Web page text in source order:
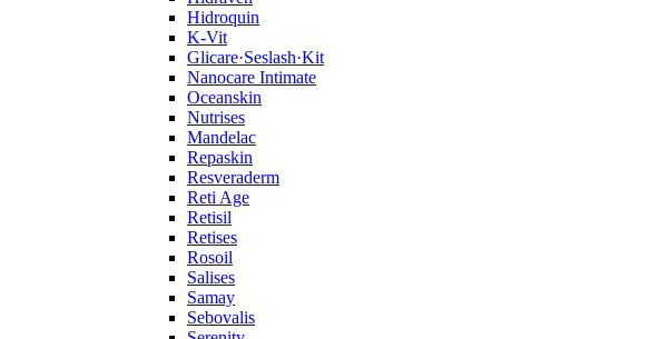
Hidroquin
K-Vit
Glicare·Seslash·Kit
Nanocare Intimate
Oceanskin
Nutrises
Mandelac
Repaskin
Resveraderm
Reti Age
Retisil
Retises
Rosoil
Salises
Samay
Sebovalis